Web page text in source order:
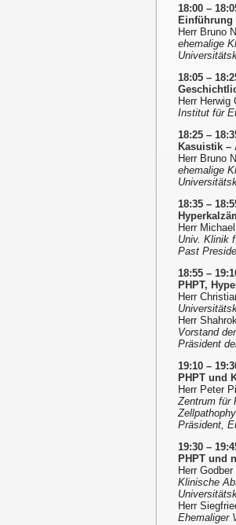
18:00 –
Einführung
Herr Bruno
ehemalige
18:05 –
Herr Herwig
Institut für
18:25 –
Kasuistik –
Herr Bruno
ehemalige
18:35 –
Herr
Univ. Klinik
Past
18:55 –
PHPT,
Herr
Herr
Vorstand
Präsident
19:10 –
PHPT und
Herr Peter
Zentrum für
Präsident,
19:30 –
PHPT und
Herr
Klinische
Herr
Ehemaliger